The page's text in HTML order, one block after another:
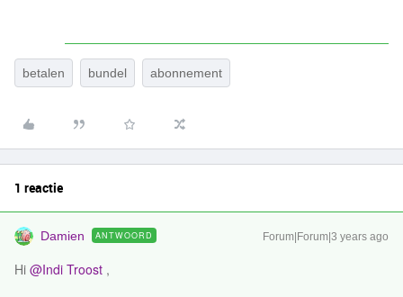
betalen bundel abonnement
1 reactie
Damien ANTWOORD Forum|Forum|3 years ago
Hi @Indi Troost ,